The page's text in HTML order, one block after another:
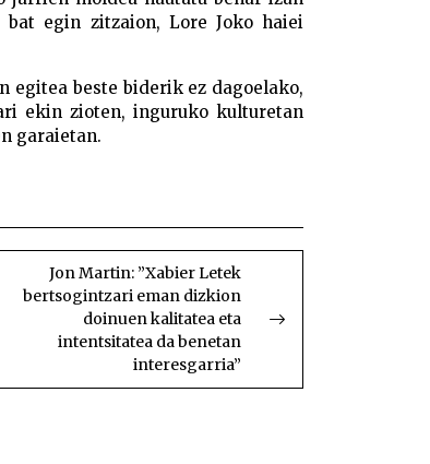
bat egin zitzaion, Lore Joko haiei
egitea beste biderik ez dagoelako,
ekin zioten, inguruko kulturetan
garaietan.
Jon Martin: ”Xabier Letek
bertsogintzari eman dizkion
doinuen kalitatea eta
intentsitatea da benetan
interesgarria”